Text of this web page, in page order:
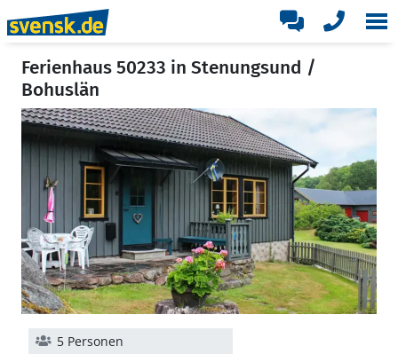
Ferienhaus 50233 in Stenungsund /
Bohuslän
5 Personen